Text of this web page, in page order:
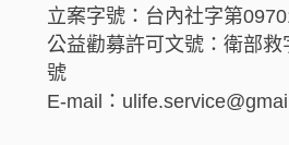
立案字號：台內社字第
公益勸募許可文號：衛部
號
E-mail：